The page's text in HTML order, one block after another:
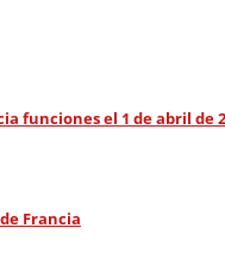
funciones el 1 de abril de
Francia